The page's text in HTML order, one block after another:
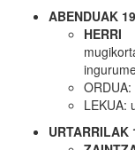
ABENDUAK
LEKUA:
URTARRILAK